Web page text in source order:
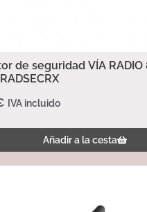
de seguridad VÍA RADIO
IVA incluido
Añadir a la cesta